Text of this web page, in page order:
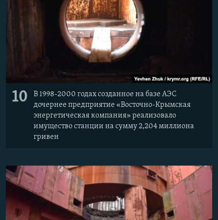
10
В 1998-2000 годах созданное на базе АЭС
дочернее предприятие «Восточно-Крымская
энергетическая компания» реализовало
имущество станции на сумму 2,204 миллиона
гривен